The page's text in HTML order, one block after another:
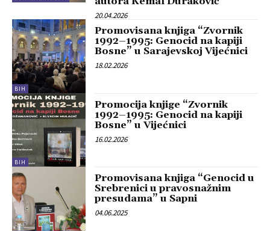
20.04.2026
BIH
Promovisana knjiga “Zvornik
1992–1995: Genocid na kapiji
Bosne” u Sarajevskoj Vijećnici
18.02.2026
BIH
Promocija knjige “Zvornik
1992–1995: Genocid na kapiji
Bosne” u Vijećnici
16.02.2026
Promovisana knjiga “Genocid u
Srebrenici u pravosnažnim
presudama” u Sapni
04.06.2025